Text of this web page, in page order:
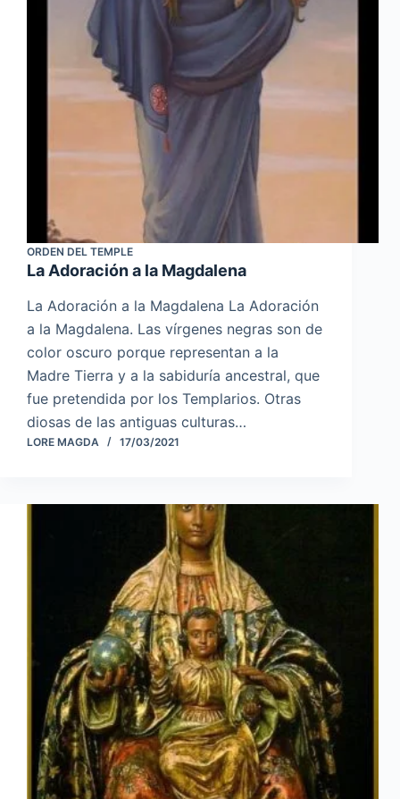
ORDEN DEL TEMPLE
La Adoración a la Magdalena
La Adoración a la Magdalena La Adoración
a la Magdalena. Las vírgenes negras son de
color oscuro porque representan a la
Madre Tierra y a la sabiduría ancestral, que
fue pretendida por los Templarios. Otras
diosas de las antiguas culturas…
LORE MAGDA 17/03/2021